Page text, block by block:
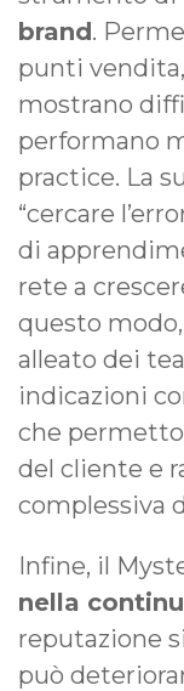
brand.
punti
mostrano
performano
practice. La
“cercare
di
rete a
questo
alleato dei
indicazioni
che
del cliente e
complessiva
Infine, il
nella
reputazione
può